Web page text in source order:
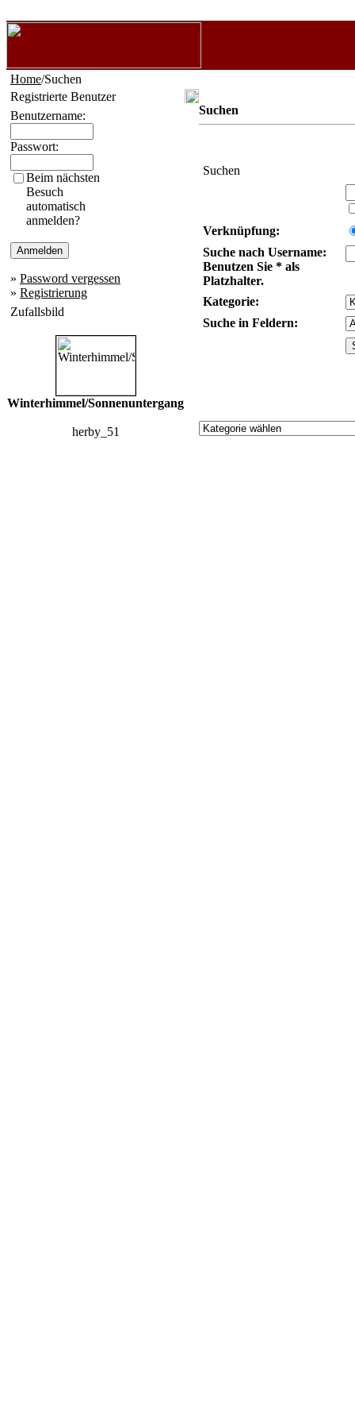
Home/Suchen
Registrierte Benutzer
Benutzername:
Passwort:
Beim nächsten
Besuch
automatisch
anmelden?
» Password vergessen
» Registrierung
Zufallsbild
Winterhimmel/Sonnenuntergang
herby_51
Suchen
Suchen
Verknüpfung:
Suche nach Username:
Benutzen Sie * als
Platzhalter.
Kategorie:
Suche in Feldern: